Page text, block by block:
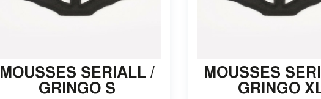
MOUSSES SERIALL /
GRINGO S
MOUSSES
GRINGO